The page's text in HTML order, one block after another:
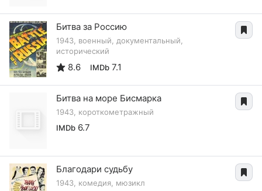
Битва за Россию
1943, военный, документальный,
исторический
8.6 IMDb 7.1
Битва на море Бисмарка
1943, короткометражный
IMDb 6.7
Благодари судьбу
1943, комедия, мюзикл